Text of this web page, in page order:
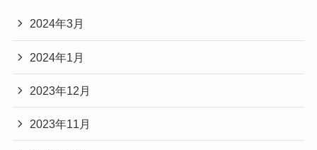
2024年3月
2024年1月
2023年12月
2023年11月